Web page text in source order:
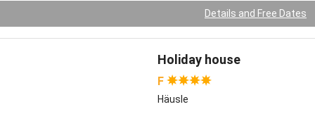
Details and Free Dates
Holiday house
F
Häusle